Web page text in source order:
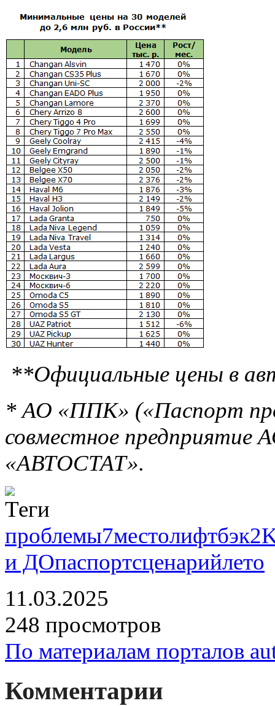
**Официальные цены в
* АО «ППК» («Паспорт
совместное
«АВТОСТАТ».
проблемы7местолифтбэк
и ДОпаспортсценарийлето
11.03.2025
248 просмотров
По материалам порталов
Комментарии